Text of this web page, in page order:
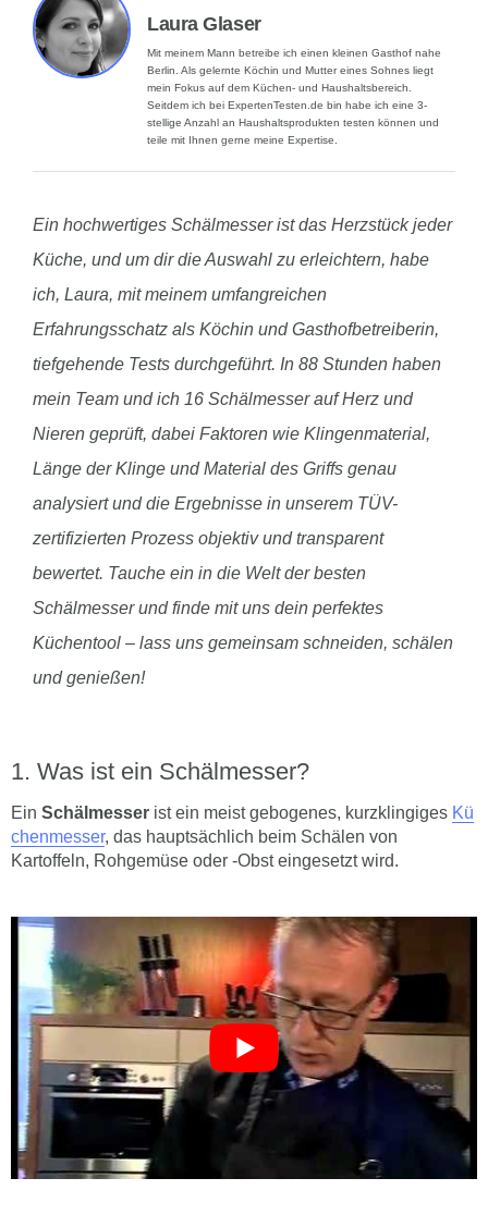
Laura Glaser
Mit meinem Mann betreibe ich einen kleinen Gasthof nahe
Berlin. Als gelernte Köchin und Mutter eines Sohnes liegt
mein Fokus auf dem Küchen- und Haushaltsbereich.
Seitdem ich bei ExpertenTesten.de bin habe ich eine 3-
stellige Anzahl an Haushaltsprodukten testen können und
teile mit Ihnen gerne meine Expertise.
Ein hochwertiges Schälmesser ist das Herzstück jeder
Küche, und um dir die Auswahl zu erleichtern, habe
ich, Laura, mit meinem umfangreichen
Erfahrungsschatz als Köchin und Gasthofbetreiberin,
tiefgehende Tests durchgeführt. In 88 Stunden haben
mein Team und ich 16 Schälmesser auf Herz und
Nieren geprüft, dabei Faktoren wie Klingenmaterial,
Länge der Klinge und Material des Griffs genau
analysiert und die Ergebnisse in unserem TÜV-
zertifizierten Prozess objektiv und transparent
bewertet. Tauche ein in die Welt der besten
Schälmesser und finde mit uns dein perfektes
Küchentool – lass uns gemeinsam schneiden, schälen
und genießen!
Was ist ein Schälmesser?
Ein Schälmesser ist ein meist gebogenes, kurzklingiges Kü
chenmesser, das hauptsächlich beim Schälen von
Kartoffeln, Rohgemüse oder -Obst eingesetzt wird.